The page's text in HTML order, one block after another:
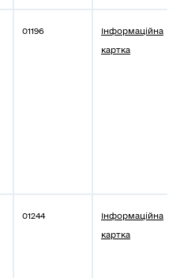
01196
Інформаційна
картка
01244
Інформаційна
картка